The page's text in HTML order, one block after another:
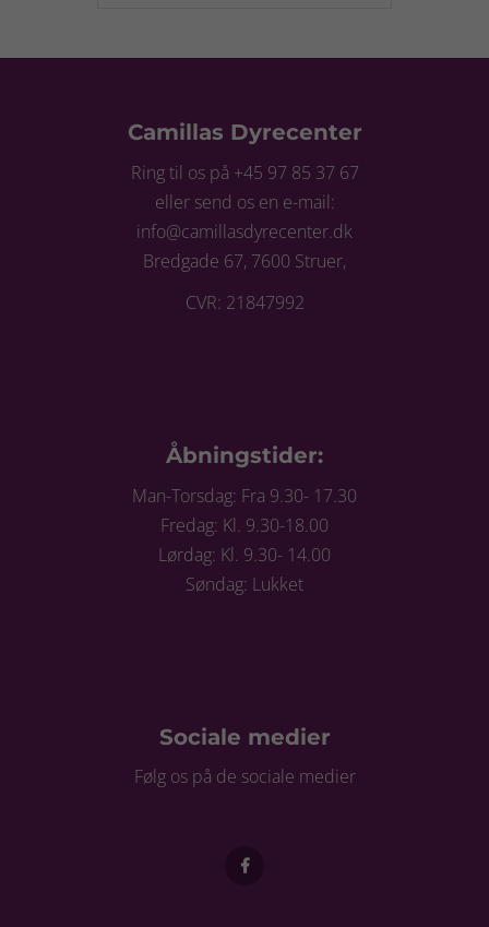
Camillas Dyrecenter
Ring til os på +45 97 85 37 67
eller send os en e-mail:
info@camillasdyrecenter.dk
Bredgade 67, 7600 Struer,
CVR: 21847992
Åbningstider:
Man-Torsdag: Fra 9.30- 17.30
Fredag: Kl. 9.30-18.00
Lørdag: Kl. 9.30- 14.00
Søndag: Lukket
Sociale medier
Følg os på de sociale medier